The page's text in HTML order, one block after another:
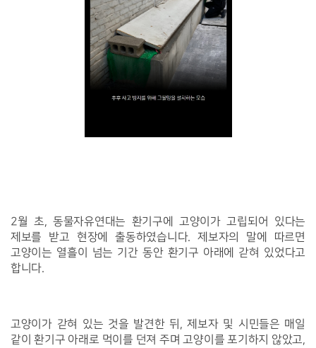
2월 초, 동물자유연대는 환기구에 고양이가 고립되어 있다는
제보를 받고 현장에 출동하였습니다. 제보자의 말에 따르면
고양이는 열흘이 넘는 기간 동안 환기구 아래에 갇혀 있었다고
합니다.
고양이가 갇혀 있는 것을 발견한 뒤, 제보자 및 시민들은 매일
같이 환기구 아래로 먹이를 던져 주며 고양이를 포기하지 않았고,